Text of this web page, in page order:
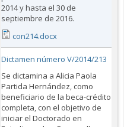
2014 y hasta el 30 de
septiembre de 2016.
con214.docx
Dictamen número V/2014/213
Se dictamina a Alicia Paola
Partida Hernández, como
beneficiario de la beca-crédito
completa, con el objetivo de
iniciar el Doctorado en